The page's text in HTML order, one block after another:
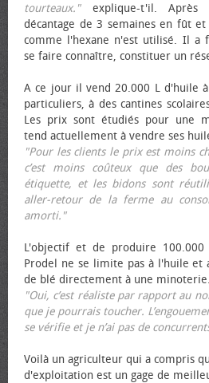
tourteaux."explique-t'il. Après
décantage de 3 semaines en fût
comme l'hexane n'est utilisé. Il a
se faire connaître, constituer un
A ce jour il vend 20.000 L d'huile
particuliers, à des cantines
Les prix sont étudiés pour une
tend actuellement à vendre ses
"Pour les clients le prix est moins
c’est moins coûteux que des
étiquette, et les bidons sont
aller-retour de la ferme au
amorti."
L'objectif et de produire
Prodel ne se limite pas à l'huile
de blé directement à une minoterie.
"Oui, c’est réaliste par rapport au
que je pourrais toucher.
se vérifie et je n’ai pas de
Voilà un agriculteur qui a compris
d'exploitation est un gage de